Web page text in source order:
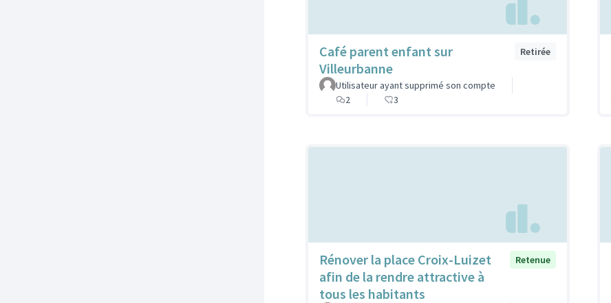
Café parent enfant sur
Villeurbanne
Retirée
Utilisateur ayant supprimé son compte
2
3
Rénover la place Croix-Luizet
afin de la rendre attractive à
tous les habitants
Retenue